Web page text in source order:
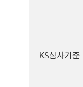
KS심사기준